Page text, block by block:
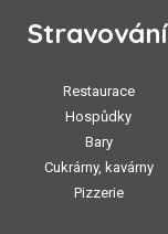
Stravování
Restaurace
Hospůdky
Bary
Cukrárny, kavárny
Pizzerie